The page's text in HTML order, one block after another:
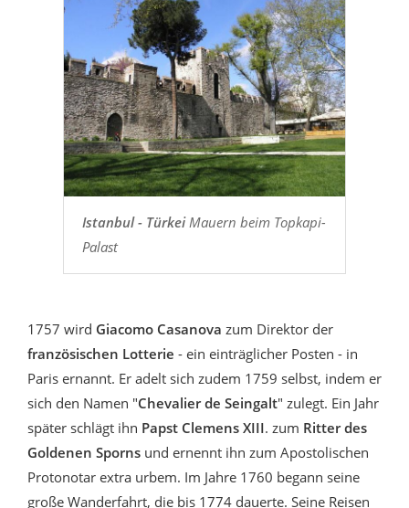
Istanbul - TürkeiMauern beim Topkapi-
Palast
1757 wird Giacomo Casanova zum Direktor der
französischen Lotterie - ein einträglicher Posten - in
Paris ernannt. Er adelt sich zudem 1759 selbst, indem er
sich den Namen "Chevalier de Seingalt" zulegt. Ein Jahr
später schlägt ihn Papst Clemens XIII. zum Ritter des
Goldenen Sporns und ernennt ihn zum Apostolischen
Protonotar extra urbem. Im Jahre 1760 begann seine
große Wanderfahrt, die bis 1774 dauerte. Seine Reisen